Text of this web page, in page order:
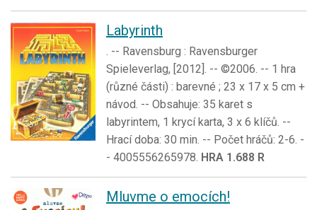
Labyrinth
. -- Ravensburg : Ravensburger
Spieleverlag, [2012]. -- ©2006. -- 1 hra
(různé části) : barevné ; 23 x 17 x 5 cm +
návod. -- Obsahuje: 35 karet s
labyrintem, 1 krycí karta, 3 x 6 klíčů. --
Hrací doba: 30 min. -- Počet hráčů: 2-6. -
- 4005556265978. HRA 1.688 R
Mluvme o emocích!